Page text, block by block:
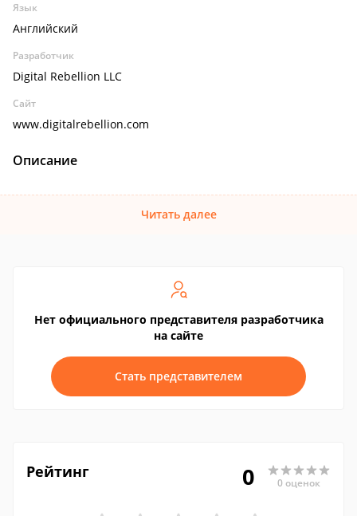
Язык
Английский
Разработчик
Digital Rebellion LLC
Сайт
www.digitalrebellion.com
Описание
Читать далее
Нет официального представителя разработчика
на сайте
Стать представителем
Рейтинг 0 0 оценок